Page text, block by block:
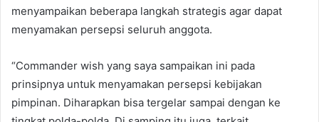
menyampaikan beberapa langkah strategis agar dapat
menyamakan persepsi seluruh anggota.
“Commander wish yang saya sampaikan ini pada
prinsipnya untuk menyamakan persepsi kebijakan
pimpinan. Diharapkan bisa tergelar sampai dengan ke